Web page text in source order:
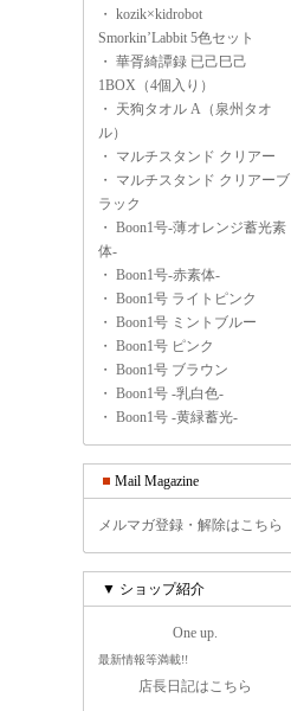
・ kozik×kidrobot
Smorkin’Labbit 5色セット
・ 華胥綺譚録 已己巳己
1BOX（4個入り）
・ 天狗タオル A（泉州タオ
ル）
・ マルチスタンド クリアー
・ マルチスタンド クリアーブ
ラック
・ Boon1号-薄オレンジ蓄光素
体-
・ Boon1号-赤素体-
・ Boon1号 ライトピンク
・ Boon1号 ミントブルー
・ Boon1号 ピンク
・ Boon1号 ブラウン
・ Boon1号 -乳白色-
・ Boon1号 -黄緑蓄光-
Mail Magazine
メルマガ登録・解除はこちら
▼ ショップ紹介
One up.
最新情報等満載!!
店長日記はこちら